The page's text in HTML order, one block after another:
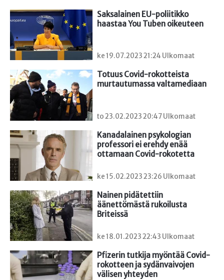
Saksalainen EU-poliitikko
haastaa You Tuben oikeuteen
ke 19.07.2023 21:24 Ulkomaat
Totuus Covid-rokotteista
murtautumassa valtamediaan
to 23.02.2023 20:47 Ulkomaat
Kanadalainen psykologian
professori ei erehdy enää
ottamaan Covid-rokotetta
ke 15.02.2023 23:26 Ulkomaat
Nainen pidätettiin
äänettömästä rukoilusta
Briteissä
ke 18.01.2023 22:43 Ulkomaat
Pfizerin tutkija myöntää Covid-
rokotteen ja sydänvaivojen
välisen yhteyden